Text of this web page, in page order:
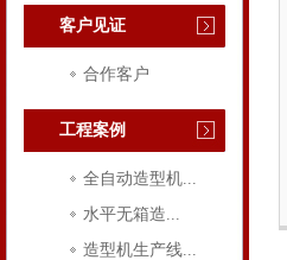
客户见证
合作客户
工程案例
全自动造型机...
水平无箱造...
造型机生产线...